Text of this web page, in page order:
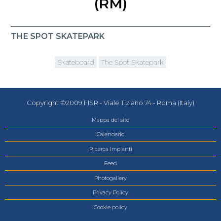
THE SPOT SKATEPARK
Skateboard The Spot Skatepark
Copyright ©2009 FISR - Viale Tiziano 74 - Roma (Italy)
Mappa del sito
Calendario
Ricerca Impianti
Feed
Photogallery
Privacy Policy
Cookie policy